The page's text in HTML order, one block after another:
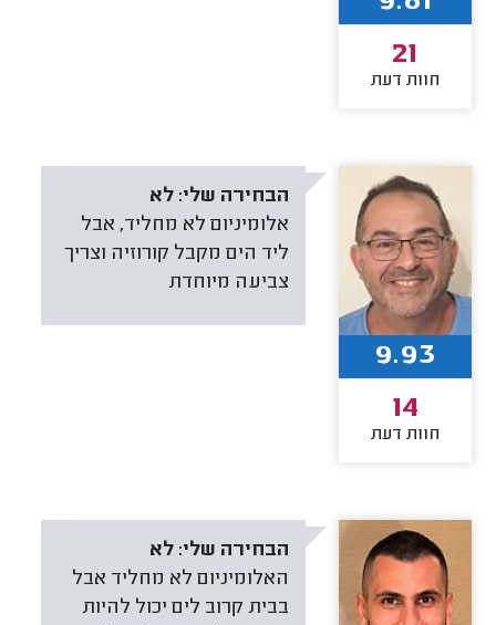
21
חוות דעת
הבחירה שלי: לא
אלומיניום לא מחליד, אבל
ליד הים מקבל קורוזיה וצריך
צביעה מיוחדת
9.93
14
חוות דעת
הבחירה שלי: לא
האלומיניום לא מחליד אבל
בבית קרוב לים יכול להיות